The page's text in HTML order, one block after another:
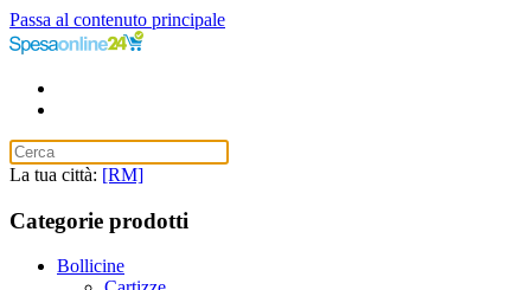
Passa al contenuto principale
La tua città: [RM]
Categorie prodotti
Bollicine